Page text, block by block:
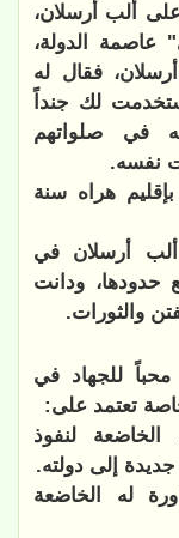
على ألب أرسلان،
الدولة،
فقال له
لك جنداً
في صلواتهم
نفسه.
هراه سنة
أرسلان في
حدودها، ودانت
والثورات.
للجهاد في
تعتمد على:
لنفوذ
إلى دولته.
له الخاضعة